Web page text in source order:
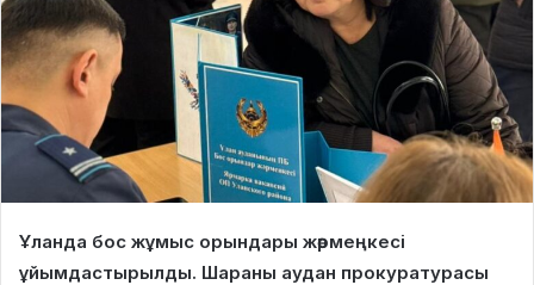
Ұланда бос жұмыс орындары жәрмеңкесі
ұйымдастырылды. Шараны аудан прокуратурасы